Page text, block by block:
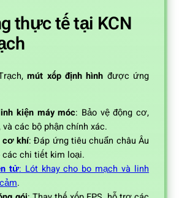
thực tế tại KCN
mút xốp định hình được ứng
kiện máy móc: Bảo vệ động cơ,
và các bộ phận chính xác.
cơ khí: Đáp ứng tiêu chuẩn châu Âu
các chi tiết kim loại.
tử: Lót khay cho bo mạch và linh
.